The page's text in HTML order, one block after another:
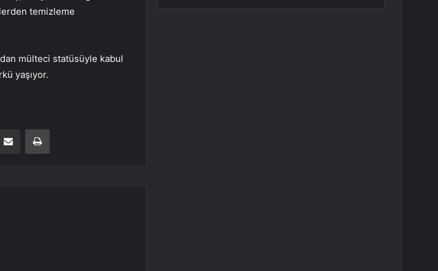
temizleme
mülteci statüsüyle kabul
yaşıyor.
E-Posta ile paylaş Yazdır